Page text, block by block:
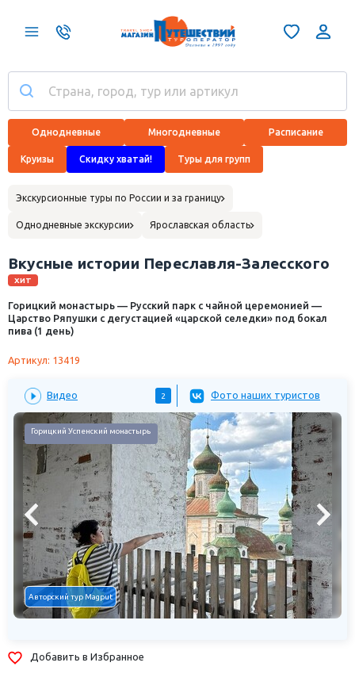
Однодневные Многодневные Расписание
Круизы Скидку хватай! Туры для групп
Экскурсионные туры по России и за границу
Однодневные экскурсии Ярославская область
Вкусные истории Переславля-Залесского
ХИТ
Горицкий монастырь — Русский парк с чайной церемонией —
Царство Ряпушки с дегустацией «царской селедки» под бокал
пива (1 день)
Артикул: 13419
Видео 2 Фото наших туристов
Горицкий Успенский монастырь
Авторский тур Magput
Добавить в Избранное